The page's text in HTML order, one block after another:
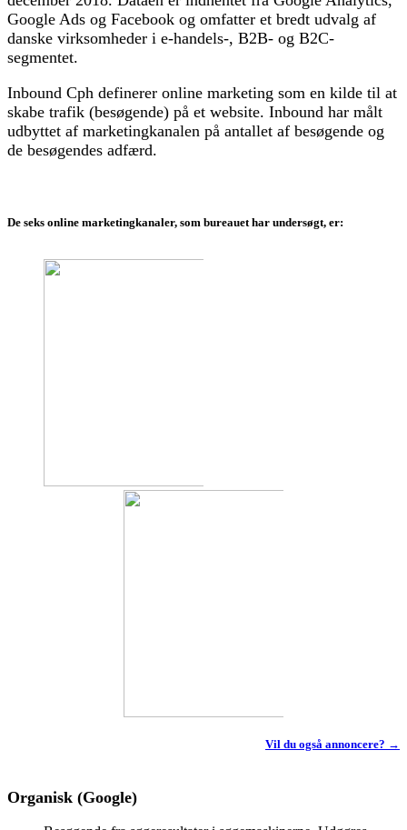
Google Ads og Facebook og omfatter et bredt udvalg af
danske virksomheder i e-handels-, B2B- og B2C-
segmentet.
Inbound Cph definerer online marketing som en kilde til at
skabe trafik (besøgende) på et website. Inbound har målt
udbyttet af marketingkanalen på antallet af besøgende og
de besøgendes adfærd.
De seks online marketingkanaler, som bureauet har undersøgt, er:
Vil du også annoncere? →
Organisk (Google)